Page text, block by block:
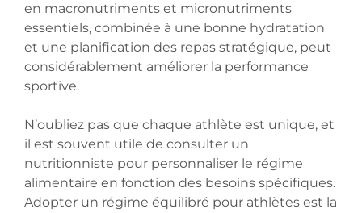
en macronutriments et micronutriments
essentiels, combinée à une bonne hydratation
et une planification des repas stratégique, peut
considérablement améliorer la performance
sportive.
N’oubliez pas que chaque athlète est unique, et
il est souvent utile de consulter un
nutritionniste pour personnaliser le régime
alimentaire en fonction des besoins spécifiques.
Adopter un régime équilibré pour athlètes est la